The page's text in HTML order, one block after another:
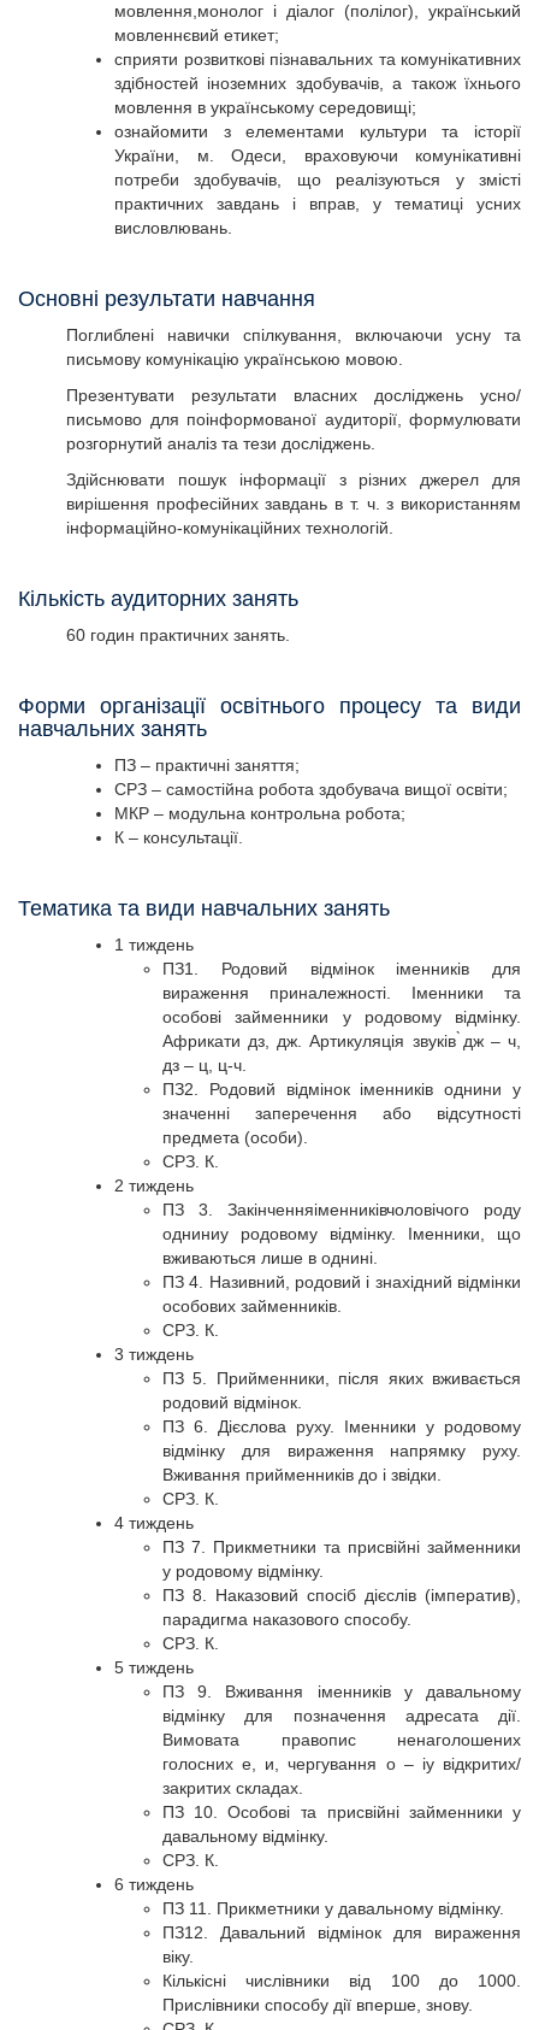
мовлення,монолог і діалог (полілог), український
мовленнєвий етикет;
сприяти розвиткові пізнавальних та комунікативних
здібностей іноземних здобувачів, а також їхнього
мовлення в українському середовищі;
ознайомити з елементами культури та історії
України, м. Одеси, враховуючи комунікативні
потреби здобувачів, що реалізуються у змісті
практичних завдань і вправ, у тематиці усних
висловлювань.
Основні результати навчання
Поглиблені навички спілкування, включаючи усну та
письмову комунікацію українською мовою.
Презентувати результати власних досліджень усно/
письмово для поінформованої аудиторії, формулювати
розгорнутий аналіз та тези досліджень.
Здійснювати пошук інформації з різних джерел для
вирішення професійних завдань в т. ч. з використанням
інформаційно-комунікаційних технологій.
Кількість аудиторних занять
60 годин практичних занять.
Форми організації освітнього процесу та види
навчальних занять
ПЗ – практичні заняття;
СРЗ – самостійна робота здобувача вищої освіти;
МКР – модульна контрольна робота;
К – консультації.
Тематика та види навчальних занять
1 тиждень
ПЗ1. Родовий відмінок іменників для
вираження приналежності. Іменники та
особові займенники у родовому відмінку.
Африкати дз, дж. Артикуляція звуків ̀дж – ч,
дз – ц, ц-ч.
ПЗ2. Родовий відмінок іменників однини у
значенні заперечення або відсутності
предмета (особи).
СРЗ. К.
2 тиждень
ПЗ 3. Закінченняіменниківчоловічого роду
одниниу родовому відмінку. Іменники, що
вживаються лише в однині.
ПЗ 4. Називний, родовий і знахідний відмінки
особових займенників.
СРЗ. К.
3 тиждень
ПЗ 5. Прийменники, після яких вживається
родовий відмінок.
ПЗ 6. Дієслова руху. Іменники у родовому
відмінку для вираження напрямку руху.
Вживання прийменників до і звідки.
СРЗ. К.
4 тиждень
ПЗ 7. Прикметники та присвійні займенники
у родовому відмінку.
ПЗ 8. Наказовий спосіб дієслів (імператив),
парадигма наказового способу.
СРЗ. К.
5 тиждень
ПЗ 9. Вживання іменників у давальному
відмінку для позначення адресата дії.
Вимовата правопис ненаголошених
голосних е, и, чергування о – іу відкритих/
закритих складах.
ПЗ 10. Особові та присвійні займенники у
давальному відмінку.
СРЗ. К.
6 тиждень
ПЗ 11. Прикметники у давальному відмінку.
ПЗ12. Давальний відмінок для вираження
віку.
Кількісні числівники від 100 до 1000.
Прислівники способу дії вперше, знову.